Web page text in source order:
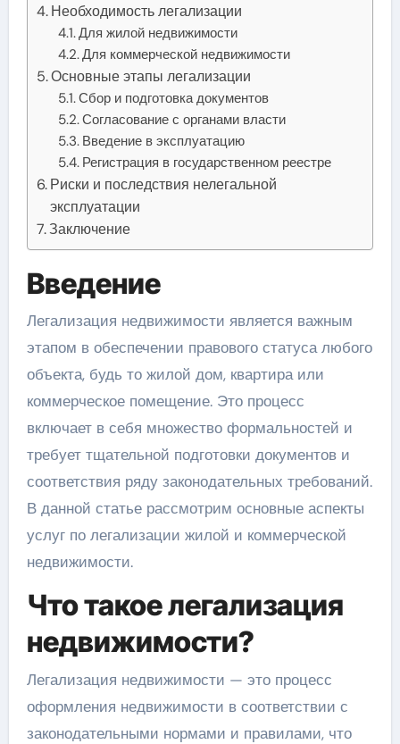
Необходимость легализации
Для жилой недвижимости
Для коммерческой недвижимости
Основные этапы легализации
Сбор и подготовка документов
Согласование с органами власти
Введение в эксплуатацию
Регистрация в государственном реестре
Риски и последствия нелегальной
эксплуатации
Заключение
Введение
Легализация недвижимости является важным
этапом в обеспечении правового статуса любого
объекта, будь то жилой дом, квартира или
коммерческое помещение. Это процесс
включает в себя множество формальностей и
требует тщательной подготовки документов и
соответствия ряду законодательных требований.
В данной статье рассмотрим основные аспекты
услуг по легализации жилой и коммерческой
недвижимости.
Что такое легализация
недвижимости?
Легализация недвижимости — это процесс
оформления недвижимости в соответствии с
законодательными нормами и правилами, что